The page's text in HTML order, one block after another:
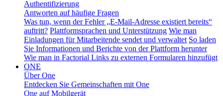
Authentifizierung
Antworten auf häufige Fragen
Was tun, wenn der Fehler „E-Mail-Adresse existiert bereits“
auftritt? Plattformsprachen und Unterstützung Wie man
Einladungen für Mitarbeitende sendet und verwaltet So laden
Sie Informationen und Berichte von der Plattform herunter
Wie man in Factorial Links zu externen Formularen hinzufügt
ONE
Über One
Entdecken Sie Gemeinschaften mit One
One auf Mobilgerät